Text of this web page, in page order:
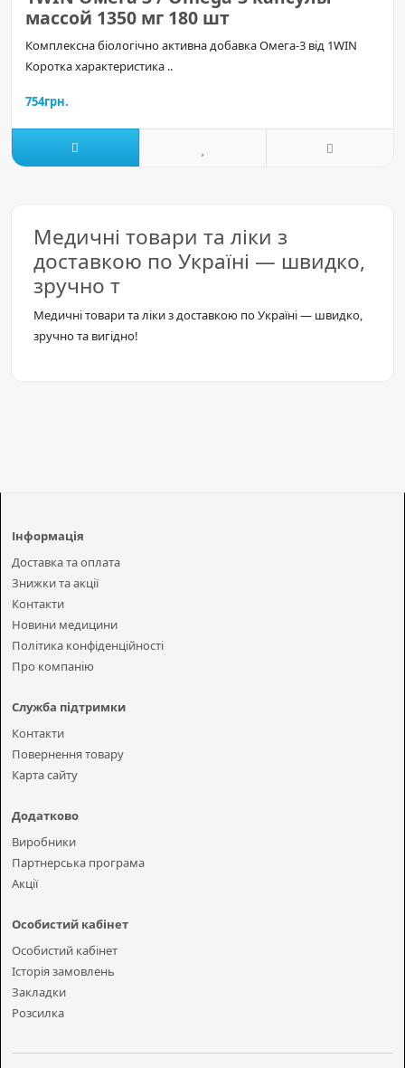
массой 1350 мг 180 шт
Комплексна біологічно активна добавка Омега-3 від 1WIN
Коротка характеристика ..
754грн.
Медичні товари та ліки з
доставкою по Україні — швидко,
зручно т
Медичні товари та ліки з доставкою по Україні — швидко,
зручно та вигідно!
Інформація
Доставка та оплата
Знижки та акції
Контакти
Новини медицини
Політика конфіденційності
Про компанію
Служба підтримки
Контакти
Повернення товару
Карта сайту
Додатково
Виробники
Партнерська програма
Акції
Особистий кабінет
Особистий кабінет
Історія замовлень
Закладки
Розсилка